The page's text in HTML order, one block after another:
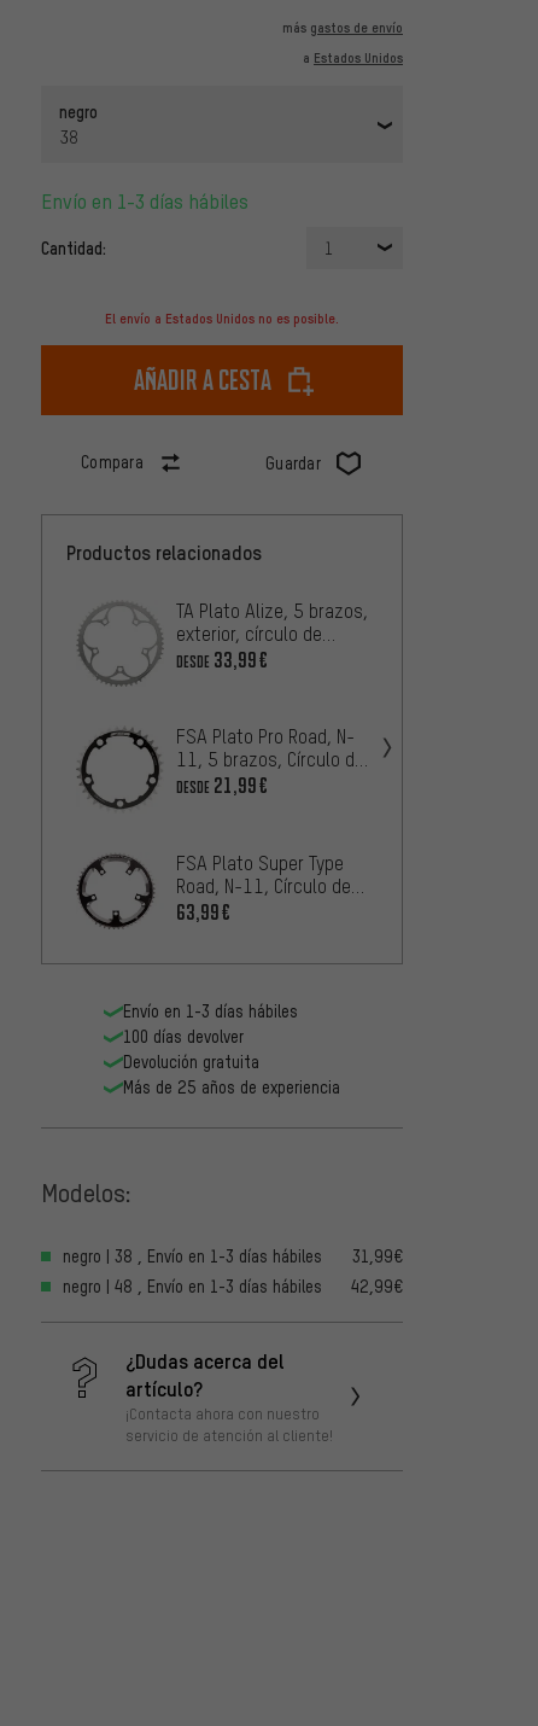
más gastos de envío
a Estados Unidos
negro
38
Envío en 1-3 días hábiles
Cantidad: 1
El envío a Estados Unidos no es posible.
Añadir a cesta
Compara Guardar
Productos relacionados
TA Plato Alize, 5 brazos,
exterior, círculo de
agujeros de 130 mm
DESDE 33,99€
FSA Plato Pro Road, N-
11, 5 brazos, Círculo de
agujeros de 110 mm
DESDE 21,99€
FSA Plato Super Type
Road, N-11, Círculo de
agujeros de 130 mm
63,99€
Envío en 1-3 días hábiles
100 días devolver
Devolución gratuita
Más de 25 años de experiencia
Modelos:
negro | 38 , Envío en 1-3 días hábiles
31,99€
negro | 48 , Envío en 1-3 días hábiles
42,99€
¿Dudas acerca del
artículo?
¡Contacta ahora con nuestro
servicio de atención al cliente!